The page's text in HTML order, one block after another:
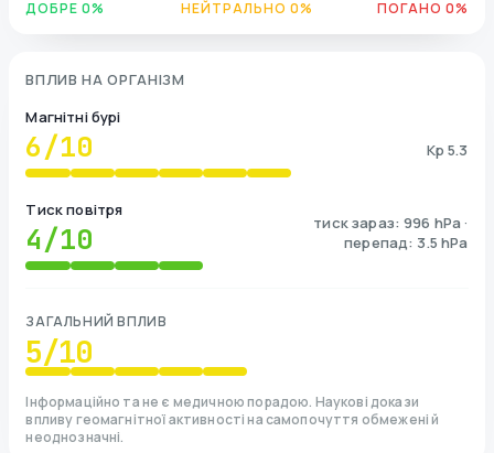
ДОБРЕ 0% НЕЙТРАЛЬНО 0% ПОГАНО 0%
ВПЛИВ НА ОРГАНІЗМ
Магнітні бурі
6/10 Kp 5.3
Тиск повітря
4/10
тиск зараз: 996 hPa ·
перепад: 3.5 hPa
ЗАГАЛЬНИЙ ВПЛИВ
5/10
Інформаційно та не є медичною порадою. Наукові докази
впливу геомагнітної активності на самопочуття обмежені й
неоднозначні.